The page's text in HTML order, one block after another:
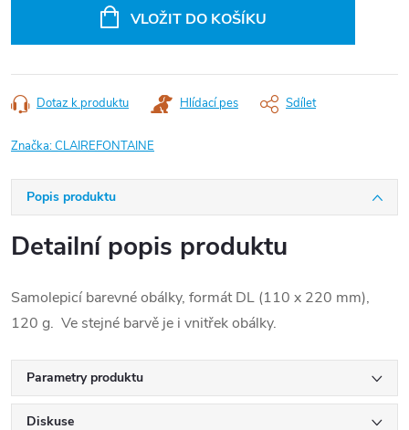
VLOŽIT DO KOŠÍKU
Dotaz k produktu Hlídací pes Sdílet
Značka:CLAIREFONTAINE
Popis produktu
Detailní popis produktu
Samolepicí barevné obálky, formát DL (110 x 220 mm),
120 g. Ve stejné barvě je i vnitřek obálky.
Parametry produktu
Diskuse